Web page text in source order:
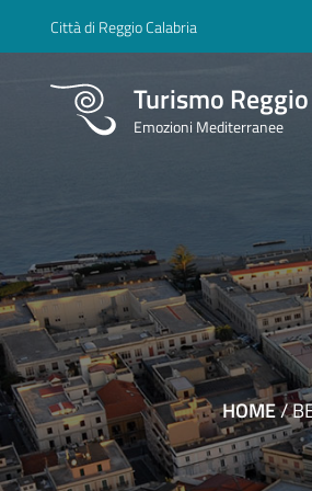
Città di Reggio Calabria
Turismo
Emozioni Mediterranee
HOME/